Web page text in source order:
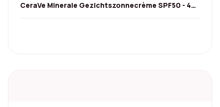
CeraVe Minerale Gezichtszonnecrème SPF50 - 48